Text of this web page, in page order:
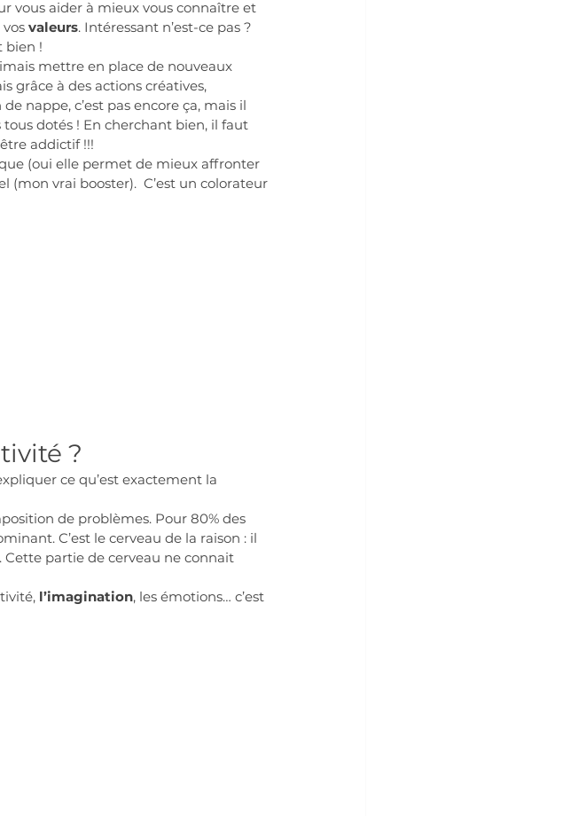
vous aider à mieux vous connaître et
valeurs. Intéressant n’est-ce pas ?
bien !
mettre en place de nouveaux
grâce à des actions créatives,
nappe, c’est pas encore ça, mais il
dotés ! En cherchant bien, il faut
addictif !!!
(oui elle permet de mieux affronter
vrai booster).  C’est un colorateur
?
ce qu’est exactement la
de problèmes. Pour 80% des
C’est le cerveau de la raison : il
partie de cerveau ne connait
l’imagination, les émotions… c’est